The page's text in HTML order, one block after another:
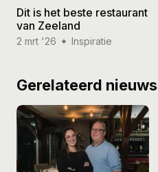
Dit is het beste restaurant
van Zeeland
2 mrt '26 Inspiratie
Gerelateerd nieuws